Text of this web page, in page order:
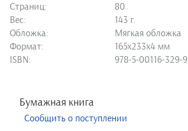
Страниц:
80
Вес:
143 г.
Обложка:
Мягкая обложка
Формат:
165х233х4 мм
ISBN:
978-5-00116-329-9
Бумажная книга
Сообщить о поступлении